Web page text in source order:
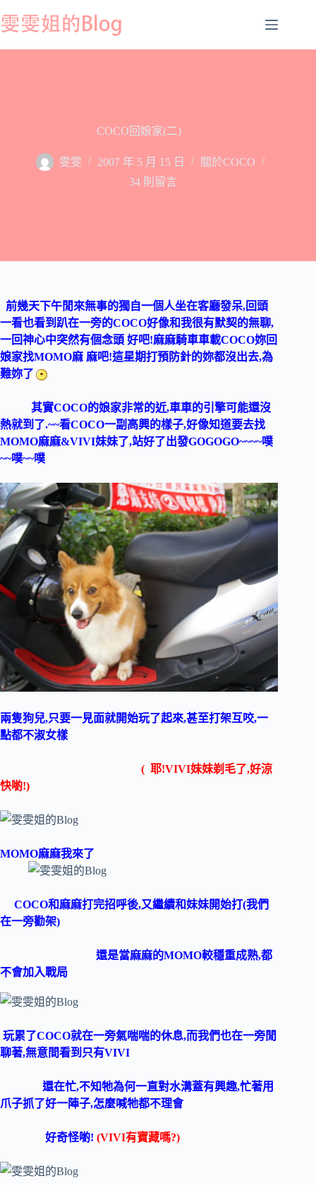
至
COCO回娘家(二)
雯雯 2007 年 5 月 15 日
關於COCO
34 則留言
前幾天下午閒來無事的獨自一個人坐在客廳發呆,回頭
一看也看到趴在一旁的COCO好像和我很有默契的無聊,
一回神心中突然有個念頭 好吧!麻麻騎車車載COCO妳回
娘家找MOMO麻 麻吧!這星期打預防針的妳都沒出去,為
難妳了
其實COCO的娘家非常的近,車車的引擎可能還沒
熱就到了.~~看COCO一副高興的樣子,好像知道要去找
MOMO麻麻&VIVI妹妹了,站好了出發GOGOGO~~~~噗
~~噗~~噗
兩隻狗兒,只要一見面就開始玩了起來,甚至打架互咬,一
點都不淑女樣
( 耶!VIVI妹妹剃毛了,好涼
快喲!)
MOMO麻麻我來了
COCO和麻麻打完招呼後,又繼續和妹妹開始打(我們
在一旁勸架)
還是當麻麻的MOMO較穩重成熟,都
不會加入戰局
玩累了COCO就在一旁氣喘喘的休息,而我們也在一旁閒
聊著,無意間看到只有VIVI
還在忙,不知牠為何一直對水溝蓋有興趣,忙著用
爪子抓了好一陣子,怎麼喊牠都不理會
好奇怪喲! (VIVI有寶藏嗎?)